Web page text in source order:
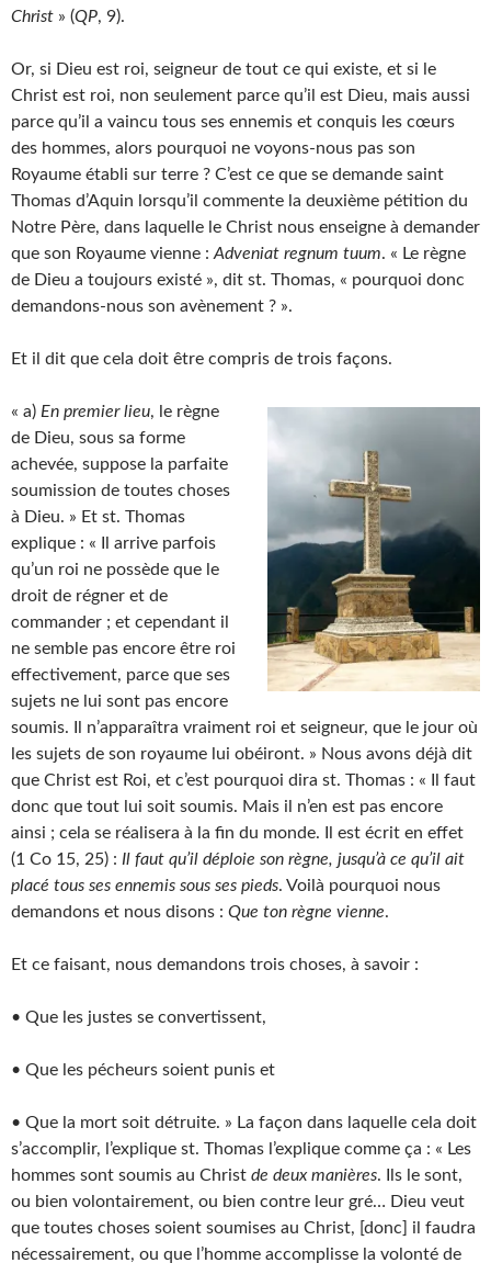
Christ » (QP, 9).
Or, si Dieu est roi, seigneur de tout ce qui existe, et si le
Christ est roi, non seulement parce qu’il est Dieu, mais aussi
parce qu’il a vaincu tous ses ennemis et conquis les cœurs
des hommes, alors pourquoi ne voyons-nous pas son
Royaume établi sur terre ? C’est ce que se demande saint
Thomas d’Aquin lorsqu’il commente la deuxième pétition du
Notre Père, dans laquelle le Christ nous enseigne à demander
que son Royaume vienne : Adveniat regnum tuum. « Le règne
de Dieu a toujours existé », dit st. Thomas, « pourquoi donc
demandons-nous son avènement ? ».
Et il dit que cela doit être compris de trois façons.
« a) En premier lieu, le règne
de Dieu, sous sa forme
achevée, suppose la parfaite
soumission de toutes choses
à Dieu. » Et st. Thomas
explique : « Il arrive parfois
qu’un roi ne possède que le
droit de régner et de
commander ; et cependant il
ne semble pas encore être roi
effectivement, parce que ses
sujets ne lui sont pas encore
soumis. Il n’apparaîtra vraiment roi et seigneur, que le jour où
les sujets de son royaume lui obéiront. » Nous avons déjà dit
que Christ est Roi, et c’est pourquoi dira st. Thomas : « Il faut
donc que tout lui soit soumis. Mais il n’en est pas encore
ainsi ; cela se réalisera à la fin du monde. Il est écrit en effet
(1 Co 15, 25) : Il faut qu’il déploie son règne, jusqu’à ce qu’il ait
placé tous ses ennemis sous ses pieds. Voilà pourquoi nous
demandons et nous disons : Que ton règne vienne.
Et ce faisant, nous demandons trois choses, à savoir :
• Que les justes se convertissent,
• Que les pécheurs soient punis et
• Que la mort soit détruite. » La façon dans laquelle cela doit
s’accomplir, l’explique st. Thomas l’explique comme ça : « Les
hommes sont soumis au Christ de deux manières. Ils le sont,
ou bien volontairement, ou bien contre leur gré… Dieu veut
que toutes choses soient soumises au Christ, [donc] il faudra
nécessairement, ou que l’homme accomplisse la volonté de